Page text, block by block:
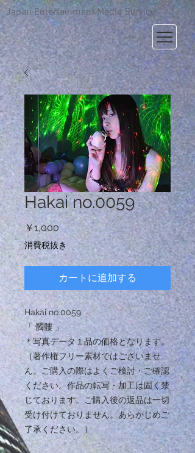
Japan Entertainment Media Service
Hakai no.0059
￥1,000価
格
消費税抜き
カートに追加する
Hakai no.0059
「 髑髏 」
＊写真データ１品の価格となります。
（著作権フリー素材ではございませ
ん。ご購入の際はよくご検討・ご確認
ください。作品の転写・加工は固く禁
じております。ご購入後の返品は一切
受け付けておりません。あらかじめご
了承ください。）